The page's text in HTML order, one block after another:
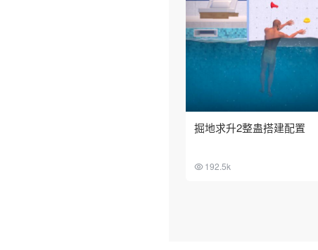
掘地求升2整蛊搭建配置
192.5k